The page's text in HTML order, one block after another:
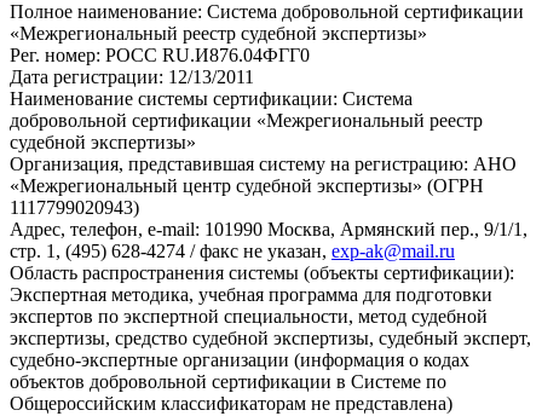
Полное наименование: Система добровольной сертификации
«Межрегиональный реестр судебной экспертизы»
Рег. номер: РОСС RU.И876.04ФГГ0
Дата регистрации: 12/13/2011
Наименование системы сертификации: Система
добровольной сертификации «Межрегиональный реестр
судебной экспертизы»
Организация, представившая систему на регистрацию: АНО
«Межрегиональный центр судебной экспертизы» (ОГРН
1117799020943)
Адрес, телефон, e-mail: 101990 Москва, Армянский пер., 9/1/1,
стр. 1, (495) 628-4274 / факс не указан, exp-ak@mail.ru
Область распространения системы (объекты сертификации):
Экспертная методика, учебная программа для подготовки
экспертов по экспертной специальности, метод судебной
экспертизы, средство судебной экспертизы, судебный эксперт,
судебно-экспертные организации (информация о кодах
объектов добровольной сертификации в Системе по
Общероссийским классификаторам не представлена)